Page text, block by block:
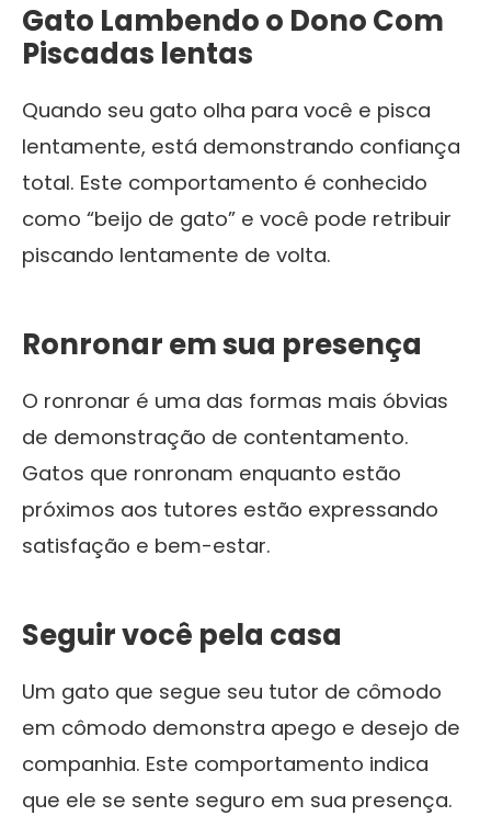
Gato Lambendo o Dono Com
Piscadas lentas
Quando seu gato olha para você e pisca
lentamente, está demonstrando confiança
total. Este comportamento é conhecido
como “beijo de gato” e você pode retribuir
piscando lentamente de volta.
Ronronar em sua presença
O ronronar é uma das formas mais óbvias
de demonstração de contentamento.
Gatos que ronronam enquanto estão
próximos aos tutores estão expressando
satisfação e bem-estar.
Seguir você pela casa
Um gato que segue seu tutor de cômodo
em cômodo demonstra apego e desejo de
companhia. Este comportamento indica
que ele se sente seguro em sua presença.